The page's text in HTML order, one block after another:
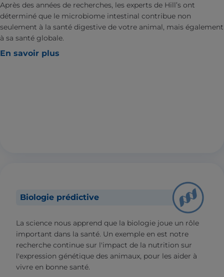
Après des années de recherches, les experts de Hill’s ont
déterminé que le microbiome intestinal contribue non
seulement à la santé digestive de votre animal, mais également
à sa santé globale.
En savoir plus
Biologie prédictive
La science nous apprend que la biologie joue un rôle
important dans la santé. Un exemple en est notre
recherche continue sur l'impact de la nutrition sur
l'expression génétique des animaux, pour les aider à
vivre en bonne santé.